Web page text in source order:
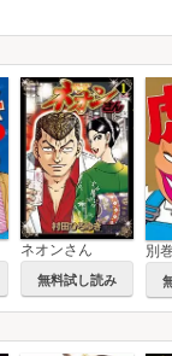
ネオンさん
無料試し読み